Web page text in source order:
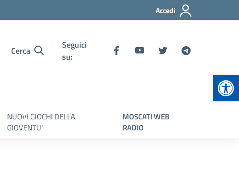
Accedi
Cerca
Seguici
su:
NUOVI GIOCHI DELLA
GIOVENTU’
MOSCATI WEB
RADIO